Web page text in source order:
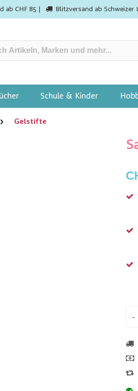
ab CHF 85 | Blitzversand ab Schweizer
Schule & Kinder
Gelstifte
-